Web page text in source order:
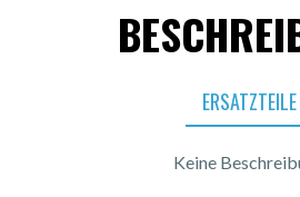
ERSATZTEILE
Keine